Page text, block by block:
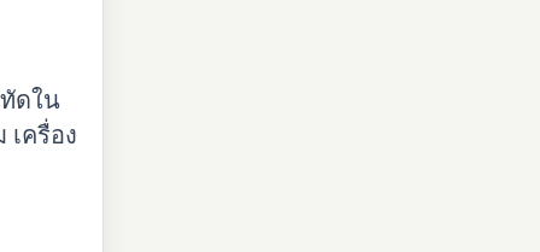
ดใน
ครื่อง